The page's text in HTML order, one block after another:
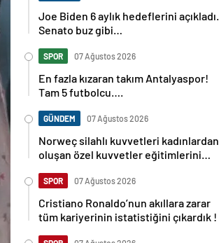
Joe Biden 6 aylık hedeflerini açıkladı.
Senato buz gibi…
SPOR 07 Ağustos 2026
En fazla kızaran takım Antalyaspor!
Tam 5 futbolcu….
GÜNDEM 07 Ağustos 2026
Norweç silahlı kuvvetleri kadınlardan
oluşan özel kuvvetler eğitimlerini
SPOR 07 Ağustos 2026
Cristiano Ronaldo’nun akıllara zarar
tüm kariyerinin istatistiğini çıkardık !